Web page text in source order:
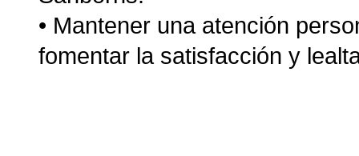
• Mantener una atención
fomentar la satisfacción y